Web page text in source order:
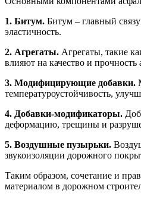
1. Битум. Битум – главный
эластичность.
2. Агрегаты. Агрегаты, такие
влияют на качество и
3. Модифицирующие добавки.
температуроустойчивость,
4. Добавки-модификаторы.
деформацию, трещины и
5. Воздушные пузырьки.
звукоизоляции дорожного
Таким образом, сочетание и
материалом в дорожном